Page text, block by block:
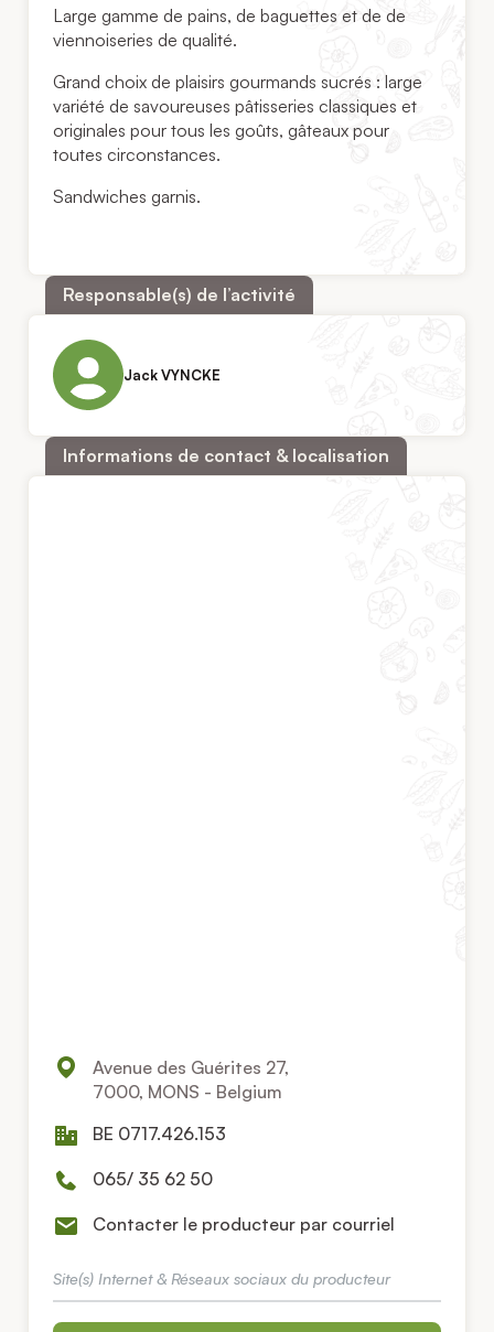
Large gamme de pains, de baguettes et de de
viennoiseries de qualité.
Grand choix de plaisirs gourmands sucrés : large
variété de savoureuses pâtisseries classiques et
originales pour tous les goûts, gâteaux pour
toutes circonstances.
Sandwiches garnis.
Responsable(s) de l’activité
Jack VYNCKE
Informations de contact & localisation
Avenue des Guérites 27,
7000, MONS - Belgium
BE 0717.426.153
065/ 35 62 50
Contacter le producteur par courriel
Site(s) Internet & Réseaux sociaux du producteur